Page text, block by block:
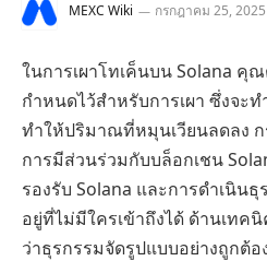
MEXC Wiki กรกฎาคม 25, 2025
ในการเผาโทเค็นบน Solana คุ
กำหนดไว้สำหรับการเผา ซึ่งจะ
ทำให้ปริมาณที่หมุนเวียนลดลง ก
การมีส่วนร่วมกับบล็อกเชน
รองรับ Solana และการดำเนิน
อยู่ที่ไม่มีใครเข้าถึงได้ ด้านเทค
ว่าธุรกรรมจัดรูปแบบอย่างถูกต้อ